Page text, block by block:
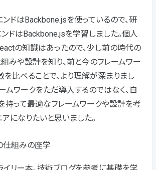
ンドはBackbone.jsを使っているので、研
ドはBackbone.jsを学習しました。個人
の知識はあったので、少し前の時代の
みや設計を知り、前と今のフレームワー
比べることで、より理解が深まりまし
ムワークをただ導入するのではなく、自
持って最適なフレームワークや設計を考
になりたいと思いました。
仕組みの座学